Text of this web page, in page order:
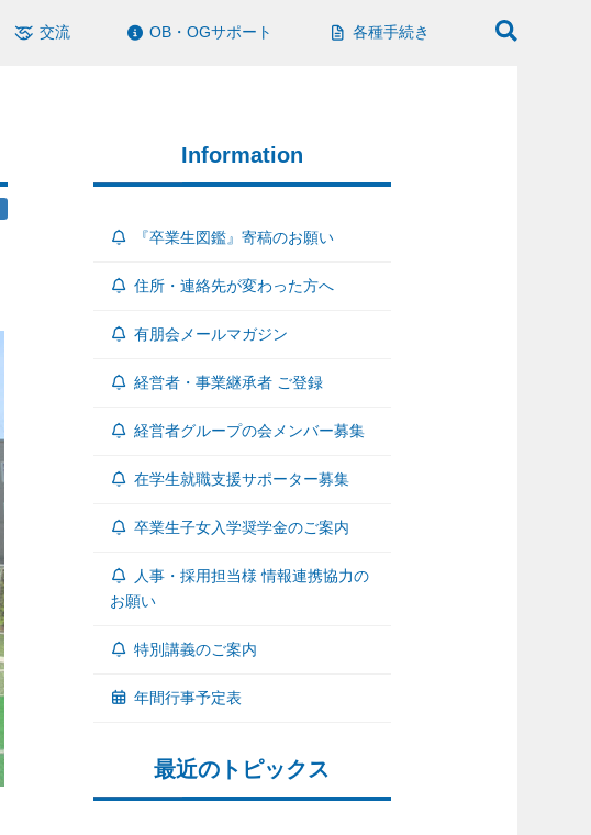
交流 OB・OGサポート 各種手続き
Information
『卒業生図鑑』寄稿のお願い
住所・連絡先が変わった方へ
有朋会メールマガジン
経営者・事業継承者 ご登録
経営者グループの会メンバー募集
在学生就職支援サポーター募集
卒業生子女入学奨学金のご案内
人事・採用担当様 情報連携協力の
お願い
特別講義のご案内
年間行事予定表
最近のトピックス